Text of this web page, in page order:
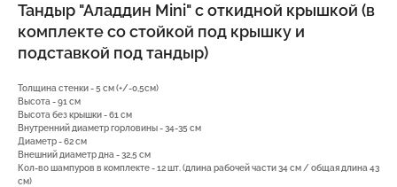
Тандыр "Аладдин Mini" с откидной крышкой (в
комплекте со стойкой под крышку и
подставкой под тандыр)
Толщина стенки - 5 см (+/-0,5см)
Высота - 91 см
Высота без крышки - 61 см
Внутренний диаметр горловины - 34-35 см
Диаметр - 62 см
Внешний диаметр дна - 32,5 см
Кол-во шампуров в комплекте - 12 шт. (длина рабочей части 34 см / общая длина 43
см)